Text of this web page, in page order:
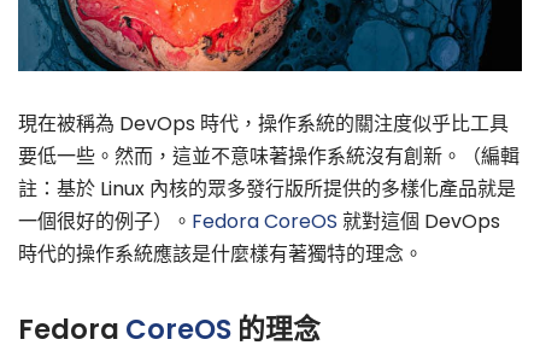
現在被稱為 DevOps 時代，操作系統的關注度似乎比工具
要低一些。然而，這並不意味著操作系統沒有創新。（編輯
註：基於 Linux 內核的眾多發行版所提供的多樣化產品就是
一個很好的例子）。 Fedora CoreOS 就對這個 DevOps
時代的操作系統應該是什麼樣有著獨特的理念。
Fedora CoreOS 的理念